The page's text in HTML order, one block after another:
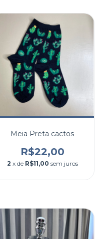
Meia Preta cactos
R$22,00
2 x de R$11,00 sem juros